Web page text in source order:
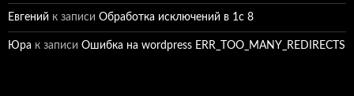
Евгений к записи Обработка исключений в 1с 8
Юра к записи Ошибка на wordpress ERR_TOO_MANY_REDIRECTS